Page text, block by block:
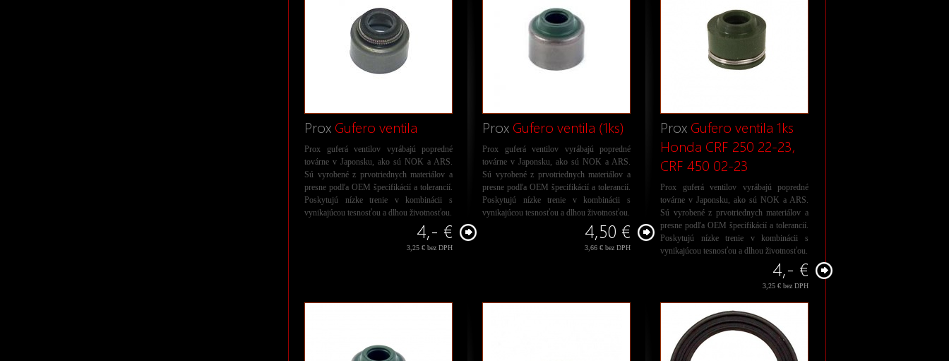
Prox Gufero ventila
Prox guferá ventilov vyrábajú popredné
továrne v Japonsku, ako sú NOK a ARS.
Sú vyrobené z prvotriednych materiálov a
presne podľa OEM špecifikácií a tolerancií.
Poskytujú nízke trenie v kombinácii s
vynikajúcou tesnosťou a dlhou životnosťou.
4,- €
3,25 € bez DPH
Prox Gufero ventila (1ks)
Prox guferá ventilov vyrábajú popredné
továrne v Japonsku, ako sú NOK a ARS.
Sú vyrobené z prvotriednych materiálov a
presne podľa OEM špecifikácií a tolerancií.
Poskytujú nízke trenie v kombinácii s
vynikajúcou tesnosťou a dlhou životnosťou.
4,50 €
3,66 € bez DPH
Prox Gufero ventila 1ks
Honda CRF 250 22-23,
CRF 450 02-23
Prox guferá ventilov vyrábajú popredné
továrne v Japonsku, ako sú NOK a ARS.
Sú vyrobené z prvotriednych materiálov a
presne podľa OEM špecifikácií a tolerancií.
Poskytujú nízke trenie v kombinácii s
vynikajúcou tesnosťou a dlhou životnosťou.
4,- €
3,25 € bez DPH